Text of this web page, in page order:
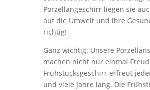
Porzellangeschirr liegen sie
auf die Umwelt und ihre
richtig!
Ganz wichtig: Unsere
machen nicht nur einmal
Frühstücksgeschirr erfreut
und viele Jahre lang. Die